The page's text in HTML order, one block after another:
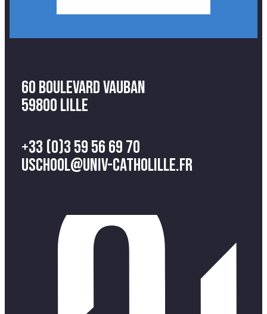
60 Boulevard Vauban
59800 Lille
+33 (0)3 59 56 69 70
uschool@univ-catholille.fr